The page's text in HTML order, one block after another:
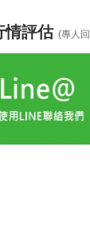
情評估(專人